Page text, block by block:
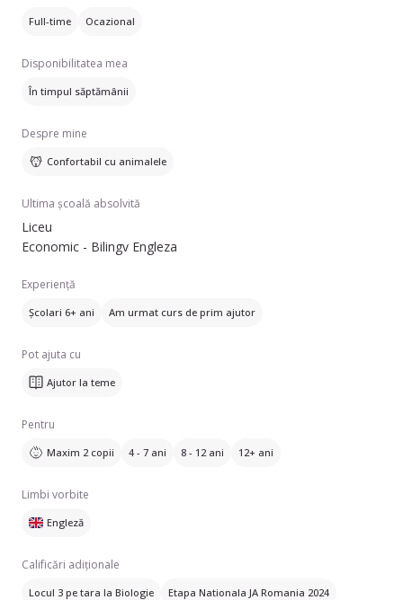
Full-time Ocazional
Disponibilitatea mea
În timpul săptămânii
Despre mine
Confortabil cu animalele
Ultima școală absolvită
Liceu
Economic - Bilingv Engleza
Experiență
Școlari 6+ ani Am urmat curs de prim ajutor
Pot ajuta cu
Ajutor la teme
Pentru
Maxim 2 copii 4 - 7 ani 8 - 12 ani 12+ ani
Limbi vorbite
Engleză
Calificări adiționale
Locul 3 pe tara la Biologie Etapa Nationala JA Romania 2024